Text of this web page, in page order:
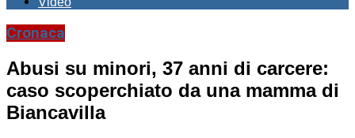
Cronaca
Abusi su minori, 37 anni di carcere:
caso scoperchiato da una mamma di
Biancavilla